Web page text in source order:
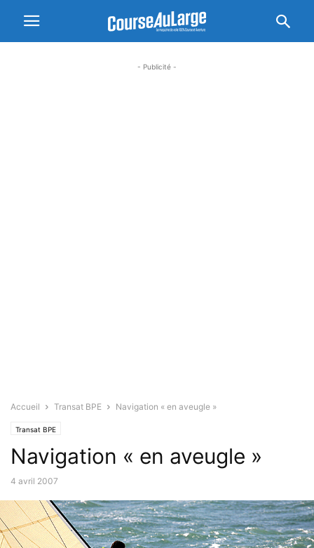
- Publicité -
Accueil Transat BPE Navigation « en aveugle »
Transat BPE
Navigation « en aveugle »
4 avril 2007